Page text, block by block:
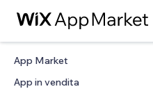
App Market
App in vendita